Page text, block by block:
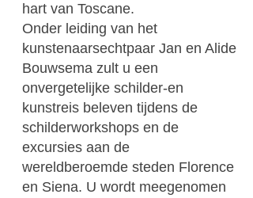
hart van Toscane.
Onder leiding van het
kunstenaarsechtpaar Jan en Alide
Bouwsema zult u een
onvergetelijke schilder-en
kunstreis beleven tijdens de
schilderworkshops en de
excursies aan de
wereldberoemde steden Florence
en Siena. U wordt meegenomen